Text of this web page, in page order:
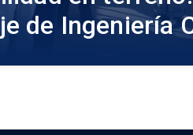
de Ingeniería